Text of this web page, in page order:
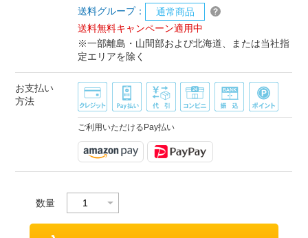
送料グループ：
通常商品
送料無料キャンペーン適用中
※一部離島・山間部および北海道、または当社指
定エリアを除く
お支払い
方法
ご利用いただけるPay払い
数量